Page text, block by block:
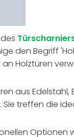
den Begriff
an Holztüren
aus Edelstahl,
treffen die
Optionen